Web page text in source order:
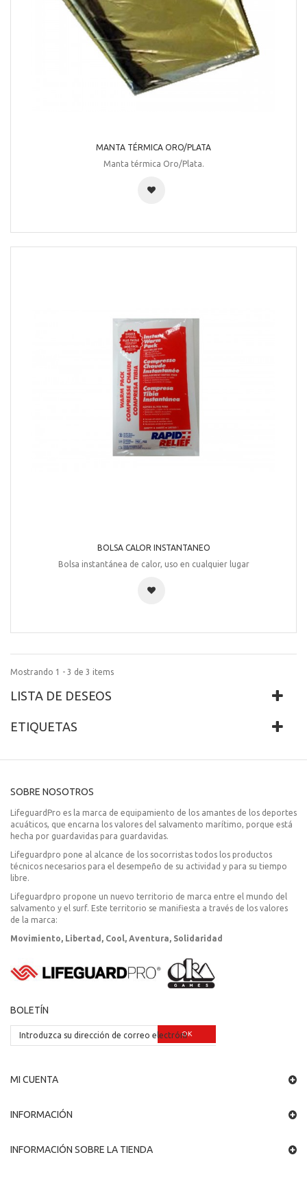
MANTA TÉRMICA ORO/PLATA
Manta térmica Oro/Plata.
BOLSA CALOR INSTANTANEO
Bolsa instantánea de calor, uso en cualquier lugar
Mostrando 1 - 3 de 3 items
LISTA DE DESEOS
ETIQUETAS
SOBRE NOSOTROS
LifeguardPro es la marca de equipamiento de los amantes de los deportes
acuáticos, que encarna los valores del salvamento marítimo, porque está
hecha por guardavidas para guardavidas.
Lifeguardpro pone al alcance de los socorristas todos los productos
técnicos necesarios para el desempeño de su actividad y para su tiempo
libre.
Lifeguardpro propone un nuevo territorio de marca entre el mundo del
salvamento y el surf. Este territorio se manifiesta a través de los valores
de la marca:
Movimiento, Libertad, Cool, Aventura, Solidaridad
BOLETÍN
OK
MI CUENTA
INFORMACIÓN
INFORMACIÓN SOBRE LA TIENDA